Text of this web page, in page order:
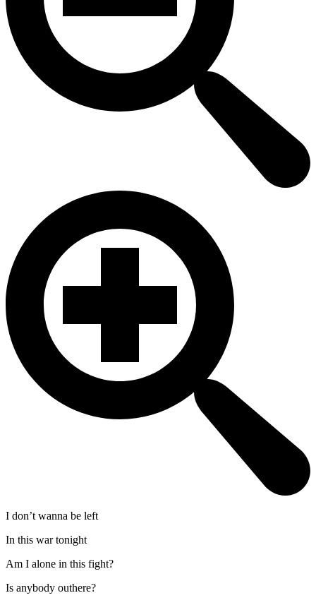
I don’t wanna be left
In this war tonight
Am I alone in this fight?
Is anybody outhere?